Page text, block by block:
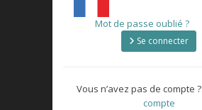
Mot de passe oublié ?
Se connecter
Vous n’avez pas de compte ?
compte